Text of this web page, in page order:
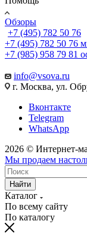
Обзоры
+7 (495) 782 50 76
+7 (495) 782 50 76
+7 (985) 958 79 81
info@vsova.ru
г. Москва, ул.
Вконтакте
Telegram
WhatsApp
2026 © Интернет-
Мы продаем
Найти
Каталог
По всему сайту
По каталогу